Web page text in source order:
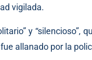
vigilada.
y “silencioso”,
allanado por la